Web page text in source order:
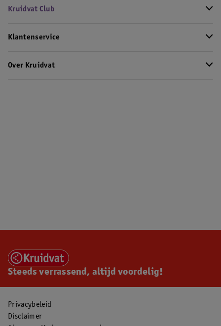
Kruidvat Club
Klantenservice
Over Kruidvat
Steeds verrassend, altijd voordelig!
Privacybeleid
Disclaimer